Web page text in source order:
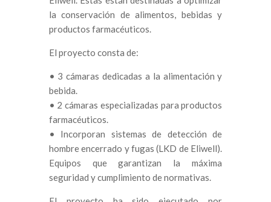
la conservación de alimentos, bebidas y
productos farmacéuticos.
El proyecto consta de:
• 3 cámaras dedicadas a la alimentación y
bebida.
• 2 cámaras especializadas para productos
farmacéuticos.
• Incorporan sistemas de detección de
hombre encerrado y fugas (LKD de Eliwell).
Equipos que garantizan la máxima
seguridad y cumplimiento de normativas.